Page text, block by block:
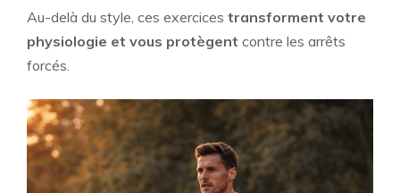
Au-delà du style, ces exercices transforment votre
physiologie et vous protègent contre les arrêts
forcés.